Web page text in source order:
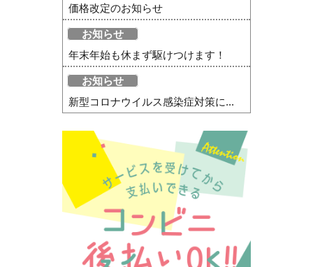
価格改定のお知らせ
お知らせ
年末年始も休まず駆けつけます！
お知らせ
新型コロナウイルス感染症対策に...